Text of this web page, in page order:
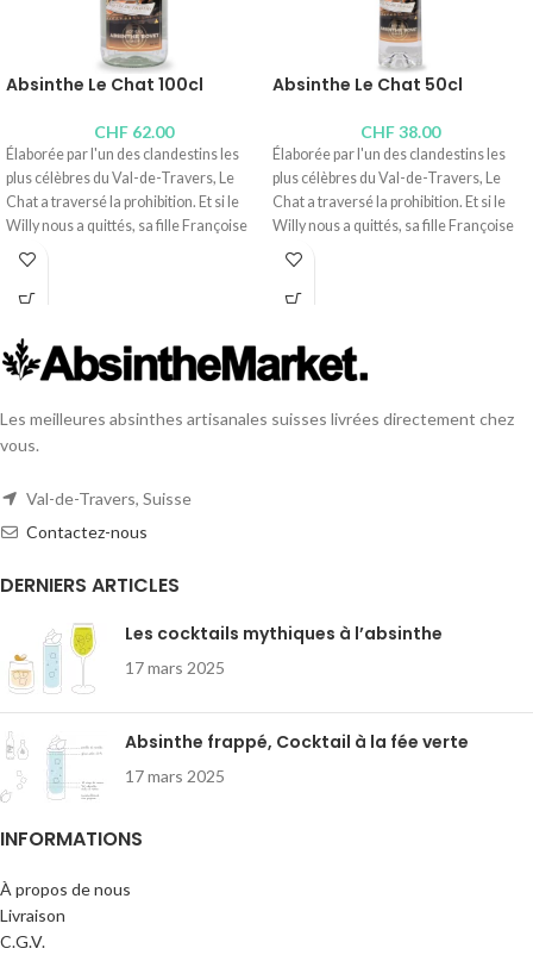
Absinthe Le Chat 100cl
CHF62.00
Élaborée par l'un des clandestins les
plus célèbres du Val-de-Travers, Le
Chat a traversé la prohibition. Et si le
Willy nous a quittés, sa fille Françoise
reproduit à l'identique ce nectar tout
une ancienne étiquette des absinthes
Distillerie :
Absinthe Bovet La Valote
Teneur en alcool : 54°
4cl
Absinthe Le Chat 50cl
CHF38.00
Élaborée par l'un des clandestins les
plus célèbres du Val-de-Travers, Le
Chat a traversé la prohibition. Et si le
Willy nous a quittés, sa fille Françoise
reproduit à l'identique ce nectar tout
une ancienne étiquette des absinthes
Distillerie :Absinthe Bovet La Valote
Teneur en alcool : 54°
4cl
Les meilleures absinthes artisanales suisses livrées directement chez
vous.
Val-de-Travers, Suisse
Contactez-nous
DERNIERS ARTICLES
Les cocktails mythiques à l’absinthe
17 mars 2025
Absinthe frappé, Cocktail à la fée verte
17 mars 2025
INFORMATIONS
À propos de nous
Livraison
C.G.V.